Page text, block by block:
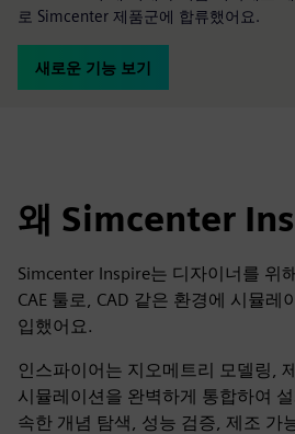
로 Simcenter 제품군에 합류했어요.
새로운 기능 보기
왜 Simcenter
Simcenter Inspire는 디자이너를 위
CAE 툴로, CAD 같은 환경에 시뮬레
입했어요.
인스파이어는 지오메트리 모델링,
시뮬레이션을 완벽하게 통합하여
속한 개념 탐색, 성능 검증, 제조 가